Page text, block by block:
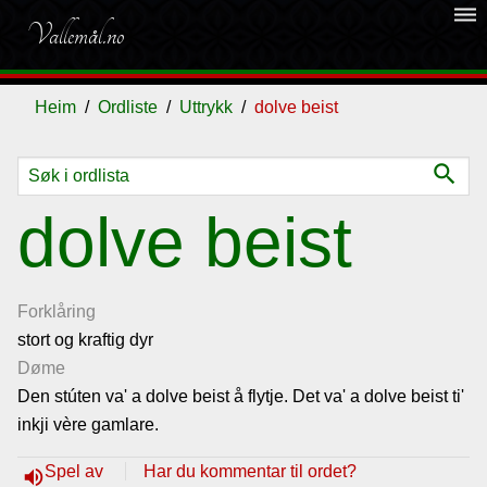
Vallemål.no
dehaze
Heim Ordliste Uttrykk dolve beist
search
dolve beist
Forklåring
stort og kraftig dyr
Døme
Den stúten va' a dolve beist å flytje. Det va' a dolve beist ti'
inkji vère gamlare.
volume_upSpel av Har du kommentar til ordet?
Ordliste
Om
vallemålet
Gjestebok